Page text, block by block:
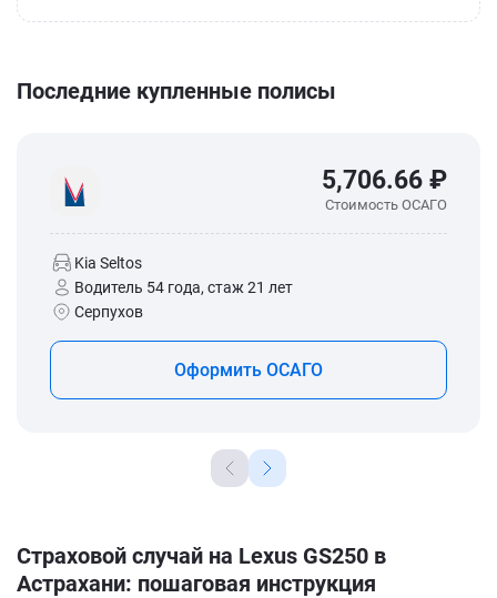
Последние купленные полисы
5,706.66 ₽
Стоимость ОСАГО
Kia Seltos
Водитель 54 года, стаж 21 лет
Серпухов
Оформить ОСАГО
Страховой случай на Lexus GS250 в
Астрахани: пошаговая инструкция